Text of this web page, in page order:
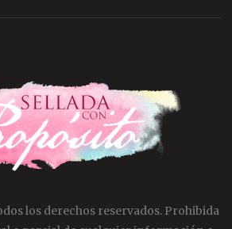
los derechos reservados. Prohibida